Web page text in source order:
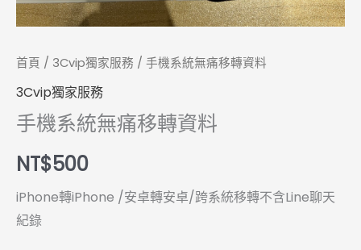
首頁 / 3Cvip獨家服務 / 手機系統無痛移轉資料
3Cvip獨家服務
手機系統無痛移轉資料
NT$500
iPhone轉iPhone /安卓轉安卓/跨系統移轉不含Line聊天
紀錄